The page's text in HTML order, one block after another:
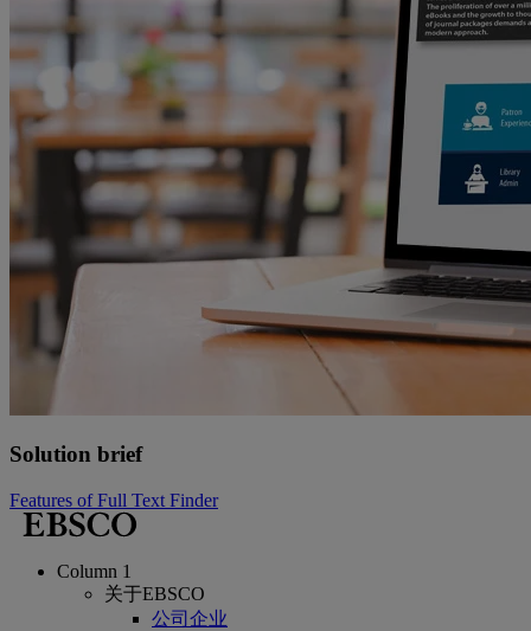
Solution brief
Features of Full Text Finder
Column 1
关于EBSCO
公司企业